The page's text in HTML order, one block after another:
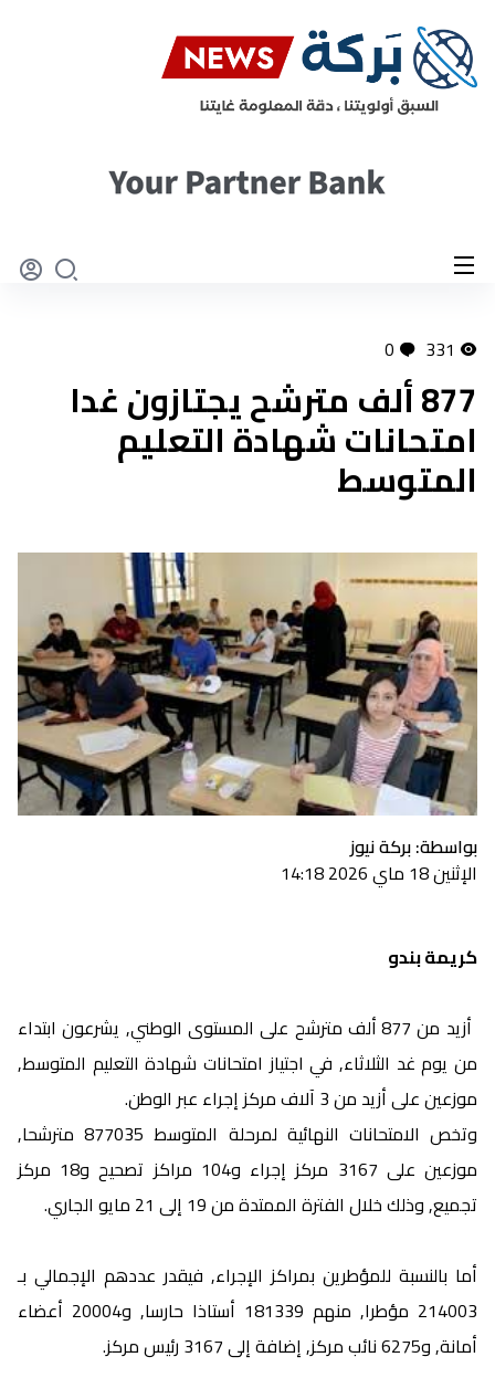
331
0
877 ألف مترشح يجتازون غدا
امتحانات شهادة التعليم
المتوسط
بواسطة: بركة نيوز
الإثنين 18 ماي 2026 14:18
كريمة بندو
أزيد من 877 ألف مترشح على المستوى الوطني, يشرعون ابتداء
من يوم غد الثلاثاء, في اجتياز امتحانات شهادة التعليم المتوسط,
موزعين على أزيد من 3 آلاف مركز إجراء عبر الوطن.
وتخص الامتحانات النهائية لمرحلة المتوسط 877035 مترشحا,
موزعين على 3167 مركز إجراء و104 مراكز تصحيح و18 مركز
تجميع, وذلك خلال الفترة الممتدة من 19 إلى 21 مايو الجاري.
أما بالنسبة للمؤطرين بمراكز الإجراء, فيقدر عددهم الإجمالي بـ
214003 مؤطرا, منهم 181339 أستاذا حارسا, و20004 أعضاء
أمانة, و6275 نائب مركز, إضافة إلى 3167 رئيس مركز.